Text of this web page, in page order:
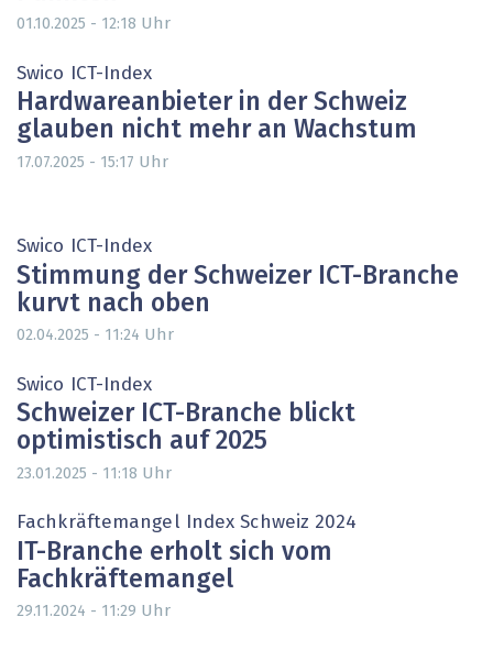
01.10.2025 - 12:18 Uhr
Swico ICT-Index
Hardwareanbieter in der Schweiz
glauben nicht mehr an Wachstum
17.07.2025 - 15:17 Uhr
Swico ICT-Index
Stimmung der Schweizer ICT-Branche
kurvt nach oben
02.04.2025 - 11:24 Uhr
Swico ICT-Index
Schweizer ICT-Branche blickt
optimistisch auf 2025
23.01.2025 - 11:18 Uhr
Fachkräftemangel Index Schweiz 2024
IT-Branche erholt sich vom
Fachkräftemangel
29.11.2024 - 11:29 Uhr